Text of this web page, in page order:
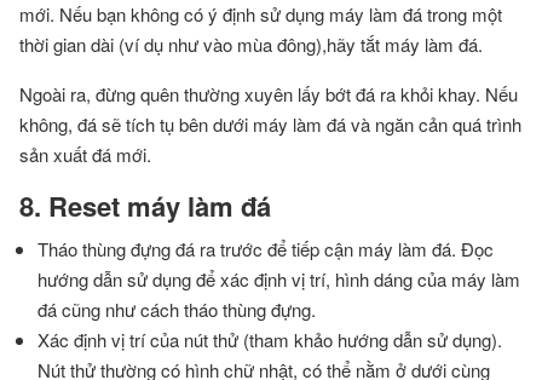
mới. Nếu bạn không có ý định sử dụng máy làm đá trong một
thời gian dài (ví dụ như vào mùa đông),hãy tắt máy làm đá.
Ngoài ra, đừng quên thường xuyên lấy bớt đá ra khỏi khay. Nếu
không, đá sẽ tích tụ bên dưới máy làm đá và ngăn cản quá trình
sản xuất đá mới.
8. Reset máy làm đá
Tháo thùng đựng đá ra trước để tiếp cận máy làm đá. Đọc
hướng dẫn sử dụng để xác định vị trí, hình dáng của máy làm
đá cũng như cách tháo thùng đựng.
Xác định vị trí của nút thử (tham khảo hướng dẫn sử dụng).
Nút thử thường có hình chữ nhật, có thể nằm ở dưới cùng